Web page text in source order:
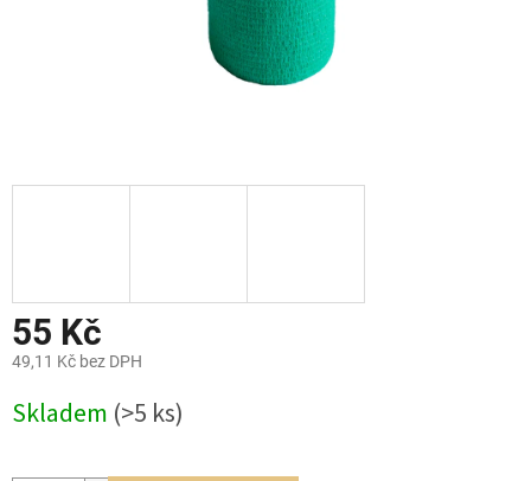
55 Kč
49,11 Kč bez DPH
cena:
Skladem (>5 ks)